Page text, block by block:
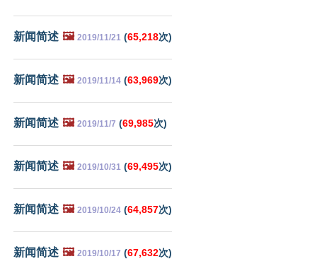
新闻简述 🖼️ 2019/11/21 (65,218次)
新闻简述 🖼️ 2019/11/14 (63,969次)
新闻简述 🖼️ 2019/11/7 (69,985次)
新闻简述 🖼️ 2019/10/31 (69,495次)
新闻简述 🖼️ 2019/10/24 (64,857次)
新闻简述 🖼️ 2019/10/17 (67,632次)